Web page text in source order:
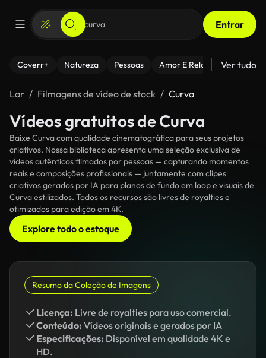
Entrar
Coverr+ Natureza Pessoas Amor E Relacionamentos
Ver tudo
Lar Filmagens de vídeo de stock Curva
Vídeos gratuitos de Curva
Baixe Curva com qualidade cinematográfica para seus projetos
criativos. Nossa biblioteca apresenta uma seleção exclusiva de
vídeos autênticos filmados por pessoas — capturando momentos
reais e composições profissionais — juntamente com clipes
criativos gerados por IA para planos de fundo em loop e visuais de
Curva estilizados. Todos os recursos são livres de royalties e
otimizados para edição em 4K.
Explore todo o estoque
Resumo da Coleção de Imagens
Licença: Livre de royalties para uso comercial.
Conteúdo: Vídeos originais e gerados por IA
Especificações: Disponível em qualidade 4K e
HD.